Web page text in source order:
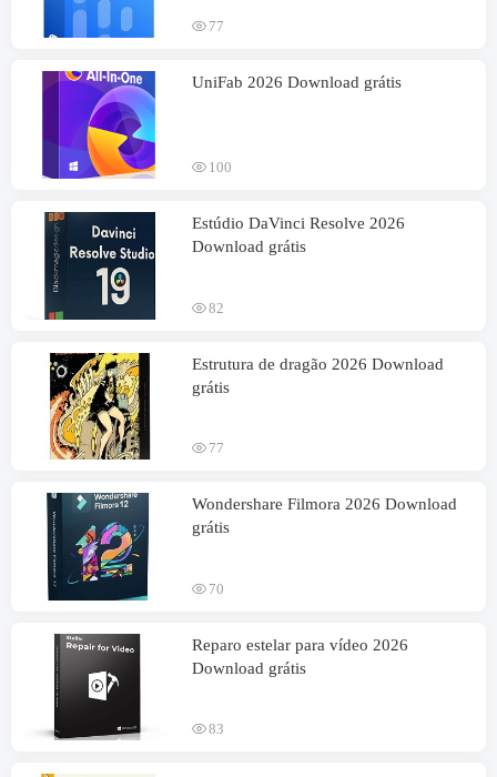
77
UniFab 2026 Download grátis
100
Estúdio DaVinci Resolve 2026
Download grátis
82
Estrutura de dragão 2026 Download
grátis
77
Wondershare Filmora 2026 Download
grátis
70
Reparo estelar para vídeo 2026
Download grátis
83